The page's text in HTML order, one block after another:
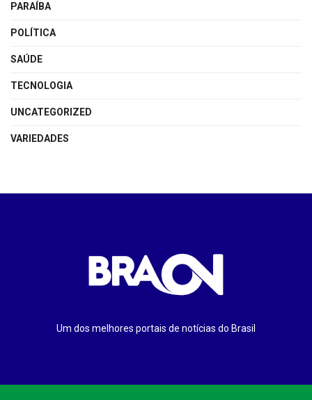
PARAÍBA
POLÍTICA
SAÚDE
TECNOLOGIA
UNCATEGORIZED
VARIEDADES
Um dos melhores portais de notícias do Brasil